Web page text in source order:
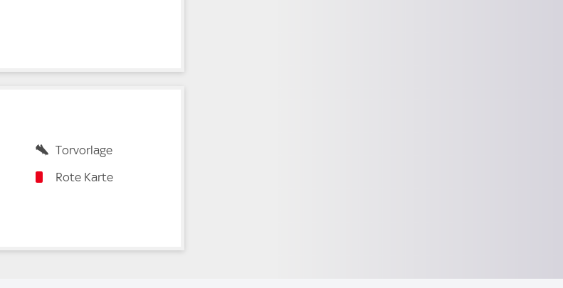
Torvorlage
Rote Karte